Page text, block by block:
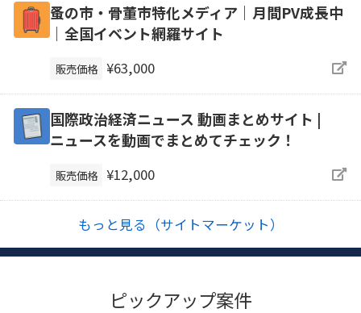
蚤の市・骨董市特化メディア｜月間PV成長中
｜全国イベント網羅サイト
販売価格 ¥63,000
国際政治経済ニュース 動画まとめサイト |
ニュースを動画でまとめてチェック！
販売価格 ¥12,000
もっと見る（サイトマーケット）
ピックアップ案件